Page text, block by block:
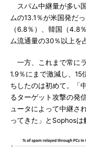
スパム中継量が多い
ムの13.1％が米国発だ
（6.8％）、韓国（4.8
ム流通量の30％以上を
一方、これまで常に
1.9％にまで激減し、
ちしたのは初めて。「
るターゲット攻撃の発
ュータによって中継さ
ってきた」とSophosは